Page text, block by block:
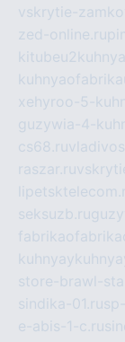
vskrytie-
zed-online.ru
xehyroo-5-
guzywia-4-
cs68.ru
raszar.ru
seksuzb.ru
store-brawl-
sindika-01.ru
e-abis-1-c.ru